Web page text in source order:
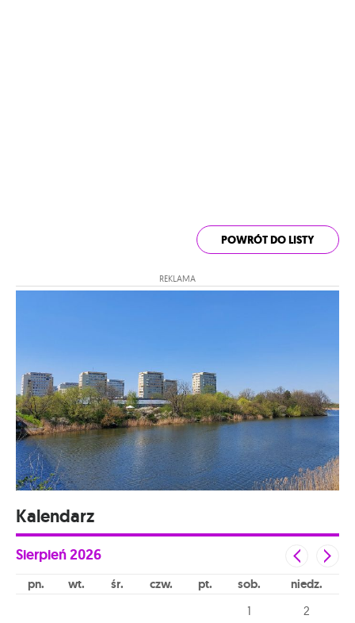
POWRÓT DO LISTY
REKLAMA
Kalendarz
Sierpień2026
pn wt śr czw pt sob niedz
1 2